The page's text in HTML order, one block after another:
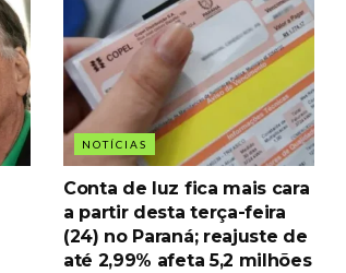
NOTÍCIAS
Conta de luz fica mais cara
a partir desta terça-feira
(24) no Paraná; reajuste de
até 2,99% afeta 5,2 milhões